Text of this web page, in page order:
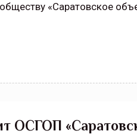
«Саратовское
ОСГОП